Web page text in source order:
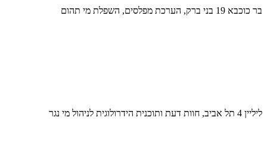
בר כוכבא 19 בני ברק, הערכת מפלסים, השפלת מי תהום
ליליין 4 תל אביב, חוות דעת ותוכנית הידרולוגית לניהול מי נגר